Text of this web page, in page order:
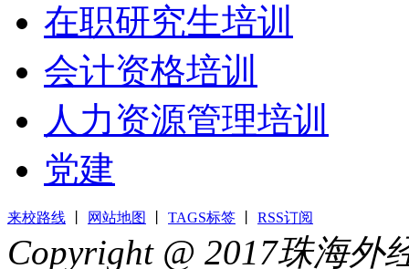
在职研究生培训
会计资格培训
人力资源管理培训
党建
来校路线 网站地图 TAGS标签 RSS订阅
Copyright @ 2017珠海